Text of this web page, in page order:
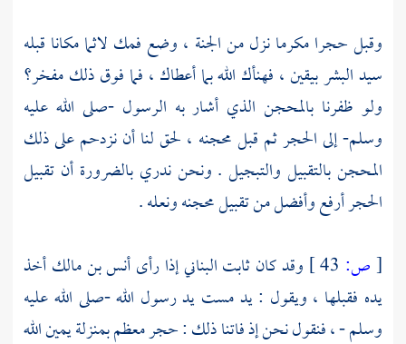
وقبل حجرا مكرما نزل من الجنة ، وضع فمك لاثما مكانا قبله
سيد البشر بيقين ، فهنأك الله بما أعطاك ، فما فوق ذلك مفخر؟
ولو ظفرنا بالمحجن الذي أشار به الرسول -صلى الله عليه
وسلم- إلى الحجر ثم قبل محجنه ، لحق لنا أن نزدحم على ذلك
المحجن بالتقبيل والتبجيل . ونحن ندري بالضرورة أن تقبيل
الحجر أرفع وأفضل من تقبيل محجنه ونعله .
[ص: وقد كانثابت البنانيإذا رأىأنس بن مالكأخذ
يده فقبلها ، ويقول : يد مست يد رسول الله -صلى الله عليه
وسلم - ، فنقول نحن إذ فاتنا ذلك : حجر معظم بمنزلة يمين الله